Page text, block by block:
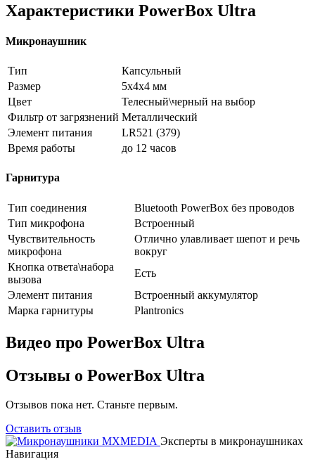
Характеристики PowerBox Ultra
Микронаушник
Тип
Капсульный
Размер
5x4x4 мм
Цвет
Телесный\черный на выбор
Фильтр от загрязнений Металлический
Элемент питания
LR521 (379)
Время работы
до 12 часов
Гарнитура
Тип соединения
Bluetooth PowerBox без проводов
Тип микрофона
Встроенный
Чувствительность
микрофона
Отлично улавливает шепот и речь
вокруг
Кнопка ответа\набора
вызова
Есть
Элемент питания
Встроенный аккумулятор
Марка гарнитуры
Plantronics
Видео про PowerBox Ultra
Отзывы о PowerBox Ultra
Отзывов пока нет. Станьте первым.
Оставить отзыв
Эксперты в микронаушниках
Навигация